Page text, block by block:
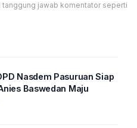
jawab komentator seperti
Nasdem Pasuruan Siap
Baswedan Maju